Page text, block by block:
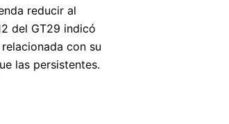
reducir al
del GT29 indicó
con su
las persistentes.